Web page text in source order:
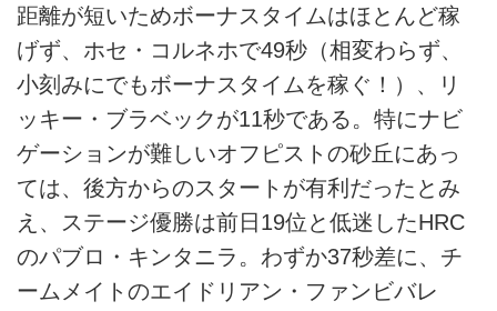
距離が短いためボーナスタイムはほとんど稼
げず、ホセ・コルネホで49秒（相変わらず、
小刻みにでもボーナスタイムを稼ぐ！）、リ
ッキー・ブラベックが11秒である。特にナビ
ゲーションが難しいオフピストの砂丘にあっ
ては、後方からのスタートが有利だったとみ
え、ステージ優勝は前日19位と低迷したHRC
のパブロ・キンタニラ。わずか37秒差に、チ
ームメイトのエイドリアン・ファンビバレ